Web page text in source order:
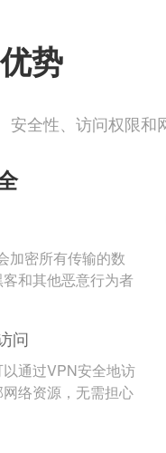
势
安全性、访问权限和
加密所有传输的数
和其他恶意行为者
问
通过VPN安全地访
络资源，无需担心